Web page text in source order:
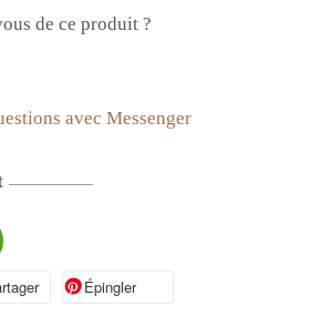
de ce produit ?
avec Messenger
Partager sur XÉpinglerÉpingler sur Pinterest